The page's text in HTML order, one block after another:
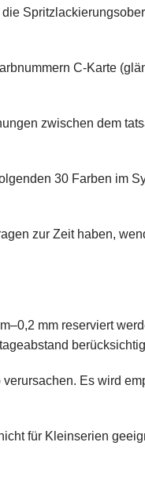
C-Karte
zwischen dem
30 Farben im
zur Zeit haben,
mm reserviert
Es wird
für Kleinserien